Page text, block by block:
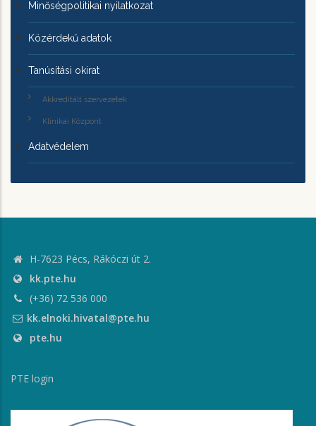
Minőségpolitikai nyilatkozat
Közérdekű adatok
Tanúsítási okirat
Akkreditált szervezetek
Klinikai Központ
Adatvédelem
H-7623 Pécs, Rákóczi út 2.
kk.pte.hu
(+36) 72 536 000
kk.elnoki.hivatal@pte.hu
pte.hu
PTE login